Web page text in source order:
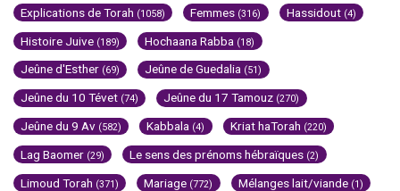
Explications de Torah (1058) Femmes (316) Hassidout (4)
Histoire Juive (189) Hochaana Rabba (18)
Jeûne d'Esther (69) Jeûne de Guedalia (51)
Jeûne du 10 Tévet (74) Jeûne du 17 Tamouz (270)
Jeûne du 9 Av (582) Kabbala (4) Kriat haTorah (220)
Lag Baomer (29) Le sens des prénoms hébraïques (2)
Limoud Torah (371) Mariage (772) Mélanges lait/viande (1)